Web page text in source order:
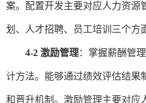
案。配置开发主要对应人力资源
划、人才招聘、员工培训三个方
4-2 激励管理：掌握薪酬管
计方法。 能够通过绩效评估结果
和晋升机制 。激励管理主要对应